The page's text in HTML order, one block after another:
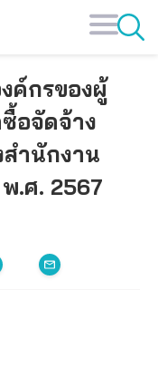
ค์กรของผู้
อจัดจ้าง
ำนักงาน
.ศ. 2567